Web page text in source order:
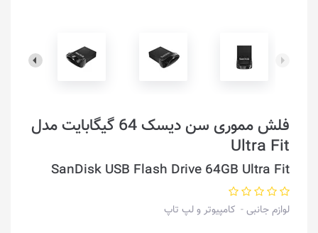
فلش مموری سن دیسک 64 گیگابایت مدل
Ultra Fit
SanDisk USB Flash Drive 64GB Ultra Fit
لوازم جانبی کامپیوتر و لپ تاپ